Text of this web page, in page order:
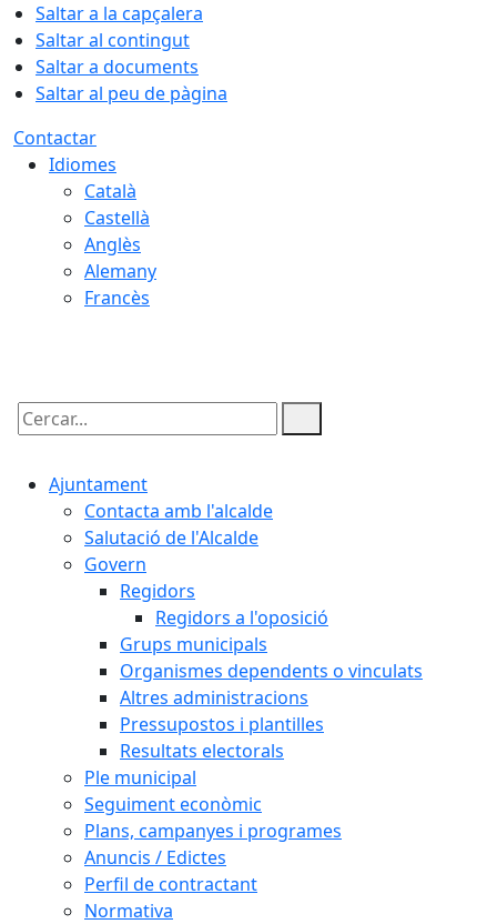
Saltar a la capçalera
Saltar al contingut
Saltar a documents
Saltar al peu de pàgina
Contactar
Idiomes
Català
Castellà
Anglès
Alemany
Francès
Cercar:
Ajuntament
Contacta amb l'alcalde
Salutació de l'Alcalde
Govern
Regidors
Regidors a l'oposició
Grups municipals
Organismes dependents o vinculats
Altres administracions
Pressupostos i plantilles
Resultats electorals
Ple municipal
Seguiment econòmic
Plans, campanyes i programes
Anuncis / Edictes
Perfil de contractant
Normativa